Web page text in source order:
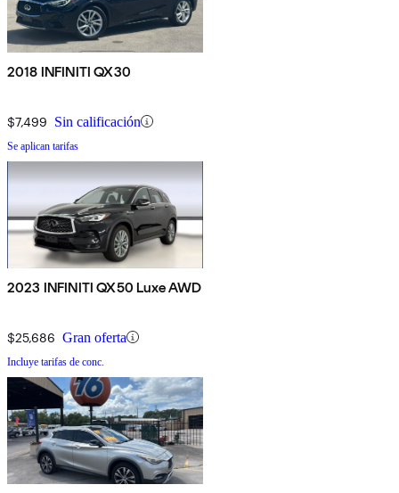
2018 INFINITI QX30
$7,499 Sin calificación
Se aplican tarifas
2023 INFINITI QX50 Luxe AWD
$25,686 Gran oferta
Incluye tarifas de conc.